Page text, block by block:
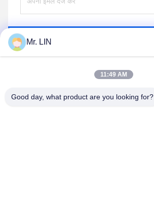
Mr. LIN
11:49 AM
Good day, what product are you looking for?